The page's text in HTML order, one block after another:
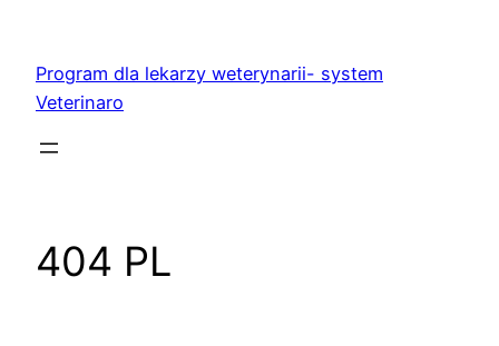
treściProgram dla lekarzy weterynarii- system
Veterinaro
404 PL